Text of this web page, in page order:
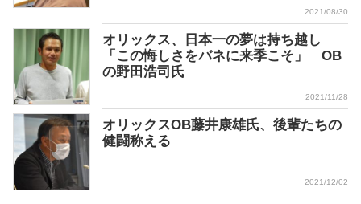
2021/08/30
オリックス、日本一の夢は持ち越し
「この悔しさをバネに来季こそ」 OB
の野田浩司氏
2021/11/28
オリックスOB藤井康雄氏、後輩たちの
健闘称える
2021/12/02